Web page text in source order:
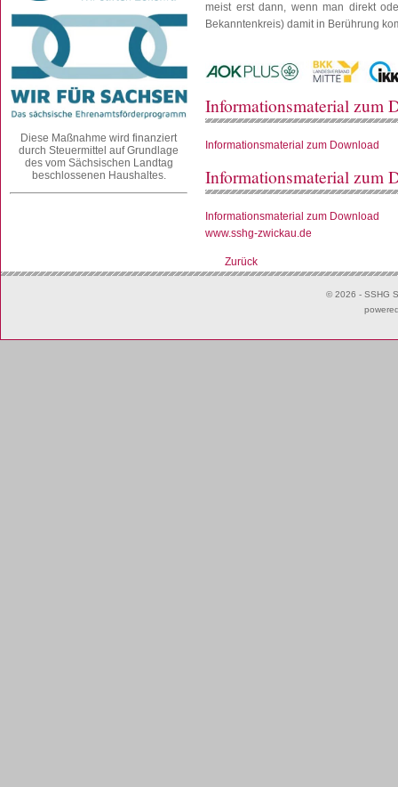
Diese Maßnahme wird finanziert
durch Steuermittel auf Grundlage
des vom Sächsischen Landtag
beschlossenen Haushaltes.
meist erst dann, wenn man direkt
Bekanntenkreis) damit in Berührung
Informationsmaterial zum
Informationsmaterial zum Download
Informationsmaterial zum
Informationsmaterial zum Download
www.sshg-zwickau.de
Zurück
© 2026 - SSHG